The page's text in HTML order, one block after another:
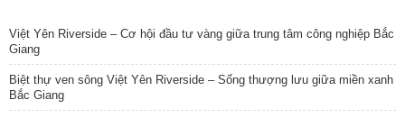
Việt Yên Riverside – Cơ hội đầu tư vàng giữa trung tâm công nghiệp Bắc
Giang
Biệt thự ven sông Việt Yên Riverside – Sống thượng lưu giữa miền xanh
Bắc Giang